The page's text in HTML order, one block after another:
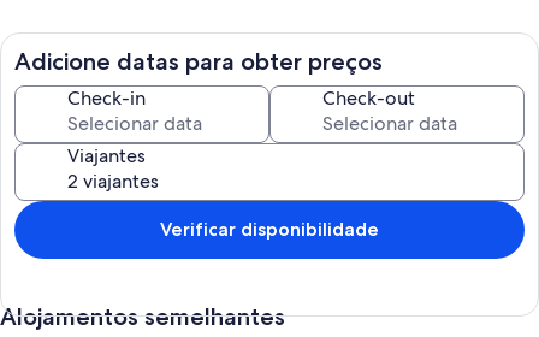
Restaurants, Sushi Bar e Cafés) localizado no lado do penhasco com
belas vistas panorâmicas sobre o oceano.
É perfeito para aqueles que gostam de se misturar com a vida da
cidade e querem deixar carros atrás.
Este muito bem conservado apartamento procurado para dormir 2
adultos e crianças está localizado em Cascais. A rua em que o
apartamento está localizado é uma área residencial tranquila. No
entanto, os hóspedes podem se beneficiar com a proximidade de
excelentes restaurantes, praias, bares, lojas, etc. A partir daqui,
você pode visitar Estoril e Sintra com muita facilidade. Lisboa
os hóspedes podem entrar na rede subterrânea e ter acesso a
Adicione datas para obter preços
Check-in Check-out
Viajantes
Verificar disponibilidade
Alojamentos semelhantes